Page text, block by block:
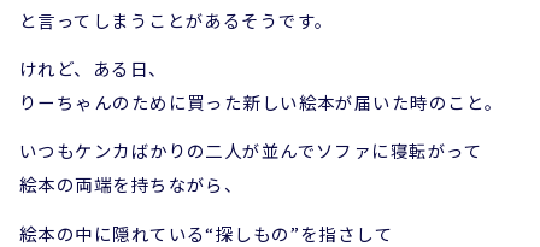
と言ってしまうことがあるそうです。
けれど、ある日、
りーちゃんのために買った新しい絵本が届いた時のこと。
いつもケンカばかりの二人が並んでソファに寝転がって
絵本の両端を持ちながら、
絵本の中に隠れている“探しもの”を指さして